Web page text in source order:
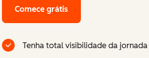
Comece grátis
Tenha total visibilidade da